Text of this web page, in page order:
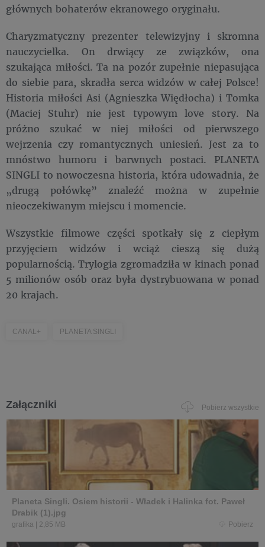
głównych bohaterów ekranowego oryginału.
Charyzmatyczny prezenter telewizyjny i skromna
nauczycielka. On drwiący ze związków, ona
szukająca miłości. Ta na pozór zupełnie niepasująca
do siebie para, skradła serca widzów w całej Polsce!
Historia miłości Asi (Agnieszka Więdłocha) i Tomka
(Maciej Stuhr) nie jest typowym love story. Na
próżno szukać w niej miłości od pierwszego
wejrzenia czy romantycznych uniesień. Jest za to
mnóstwo humoru i barwnych postaci. PLANETA
SINGLI to nowoczesna historia, która udowadnia, że
„drugą połówkę” znaleźć można w zupełnie
nieoczekiwanym miejscu i momencie.
Wszystkie filmowe części spotkały się z ciepłym
przyjęciem widzów i wciąż cieszą się dużą
popularnością. Trylogia zgromadziła w kinach ponad
5 milionów osób oraz była dystrybuowana w ponad
20 krajach.
CANAL+ PLANETA SINGLI
Załączniki Pobierz wszystkie
Planeta Singli. Osiem historii - Władek i Halinka fot. Paweł
Drabik (1).jpg
grafika 2,85 MB Pobierz